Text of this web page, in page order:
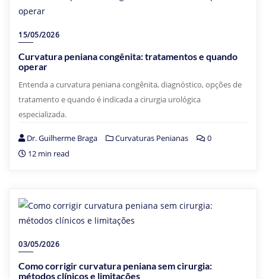
15/05/2026
Curvatura peniana congênita: tratamentos e quando
operar
Entenda a curvatura peniana congênita, diagnóstico, opções de
tratamento e quando é indicada a cirurgia urológica
especializada.
Dr. Guilherme Braga Curvaturas Penianas
0
12 min read
03/05/2026
Como corrigir curvatura peniana sem cirurgia:
métodos clínicos e limitações